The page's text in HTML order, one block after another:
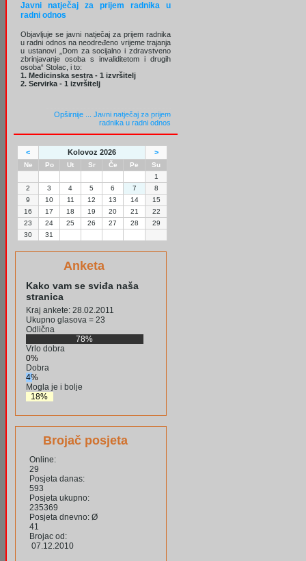
Javni natječaj za prijem radnika u
radni odnos
Objavljuje se javni natječaj za prijem radnika
u radni odnos na neodređeno vrijeme trajanja
u ustanovi „Dom za socijalno i zdravstveno
zbrinjavanje osoba s invaliditetom i drugih
osoba“ Stolac, i to:
1. Medicinska sestra - 1 izvršitelj
2. Servirka - 1 izvršitelj
Opširnije ... Javni natječaj za prijem
radnika u radni odnos
< Kolovoz 2026 >
Ne Po Ut Sr Če Pe
Su
1
2
3 4 5 6 7
8
9
10 11 12 13 14
15
16
17 18 19 20 21
22
23
24 25 26 27 28
29
30
31
Anketa
Kako vam se sviđa naša
stranica
Kraj ankete: 28.02.2011
Ukupno glasova = 23
Odlična
78%
Vrlo dobra
0%
Dobra
4%
Mogla je i bolje
18%
Brojač posjeta
Online:
29
Posjeta danas:
593
Posjeta ukupno:
235369
Posjeta dnevno: Ø
41
Brojac od:
07.12.2010